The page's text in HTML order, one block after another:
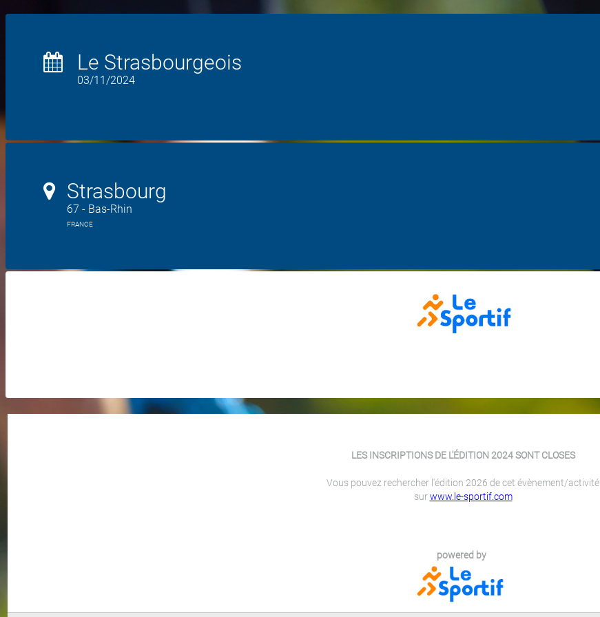
Le Strasbourgeois
03/11/2024
Strasbourg
67 - Bas-Rhin
FRANCE
LES INSCRIPTIONS DE L'ÉDITION 2024 SONT CLOSES
Vous pouvez rechercher l'édition 2026 de cet évènement/activité
surwww.le-sportif.com
powered by